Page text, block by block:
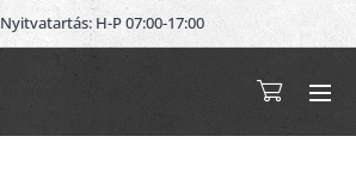
Nyitvatartás: H-P 07:00-17:00